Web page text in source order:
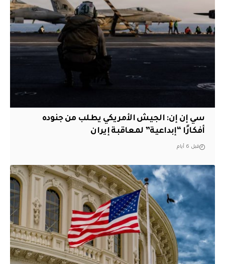
سي إن إن: الجيش الأمريكي يطلب من جنوده
أفكارًا “إبداعية” لمعاقبة إيران
قبل 6 أيام